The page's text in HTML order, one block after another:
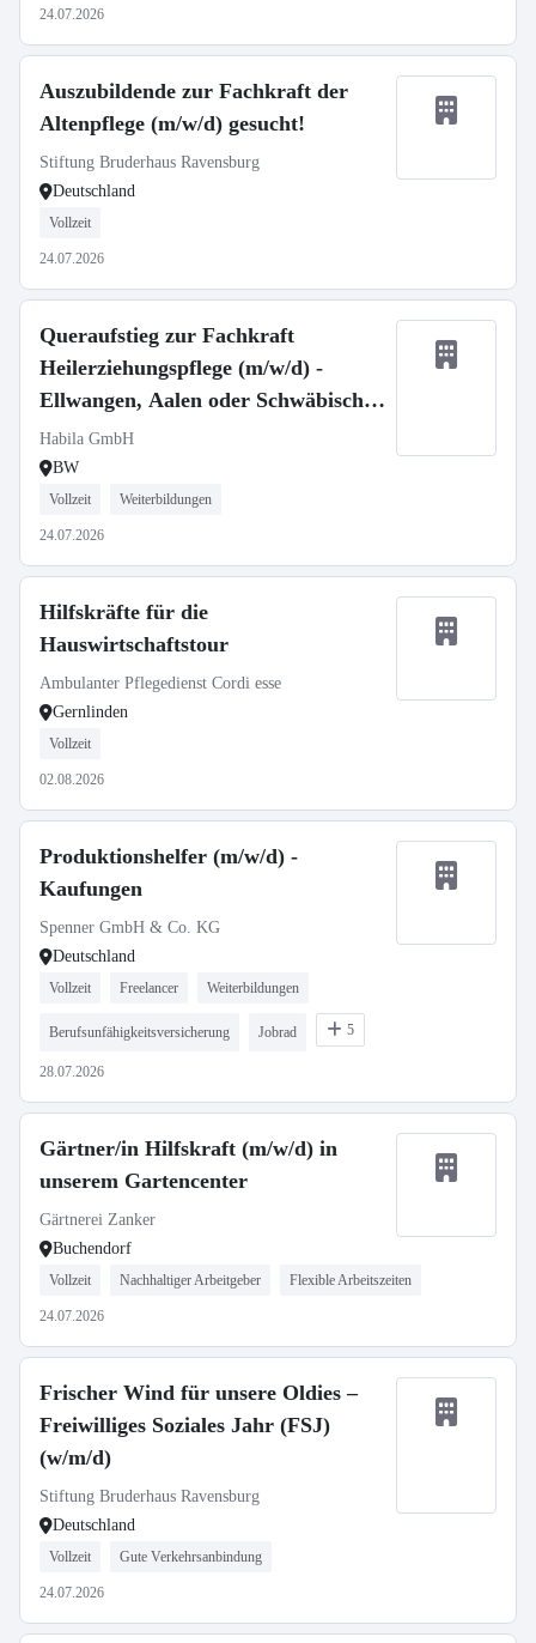
24.07.2026
Auszubildende zur Fachkraft der
Altenpflege (m/w/d) gesucht!
Stiftung Bruderhaus Ravensburg
Deutschland
Vollzeit
24.07.2026
Queraufstieg zur Fachkraft
Heilerziehungspflege (m/w/d) -
Ellwangen, Aalen oder Schwäbisch
Gmünd
Habila GmbH
BW
Vollzeit Weiterbildungen
24.07.2026
Hilfskräfte für die
Hauswirtschaftstour
Ambulanter Pflegedienst Cordi esse
Gernlinden
Vollzeit
02.08.2026
Produktionshelfer (m/w/d) -
Kaufungen
Spenner GmbH & Co. KG
Deutschland
Vollzeit Freelancer Weiterbildungen
Berufsunfähigkeitsversicherung Jobrad 5
28.07.2026
Gärtner/in Hilfskraft (m/w/d) in
unserem Gartencenter
Gärtnerei Zanker
Buchendorf
Vollzeit Nachhaltiger Arbeitgeber Flexible Arbeitszeiten
24.07.2026
Frischer Wind für unsere Oldies –
Freiwilliges Soziales Jahr (FSJ)
(w/m/d)
Stiftung Bruderhaus Ravensburg
Deutschland
Vollzeit Gute Verkehrsanbindung
24.07.2026